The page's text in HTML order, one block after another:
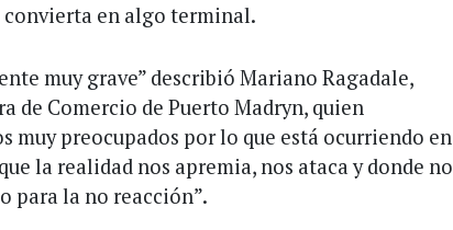
convierta en algo terminal.
muy grave” describió Mariano Ragadale,
de Comercio de Puerto Madryn, quien
muy preocupados por lo que está ocurriendo en
la realidad nos apremia, nos ataca y donde no
para la no reacción”.